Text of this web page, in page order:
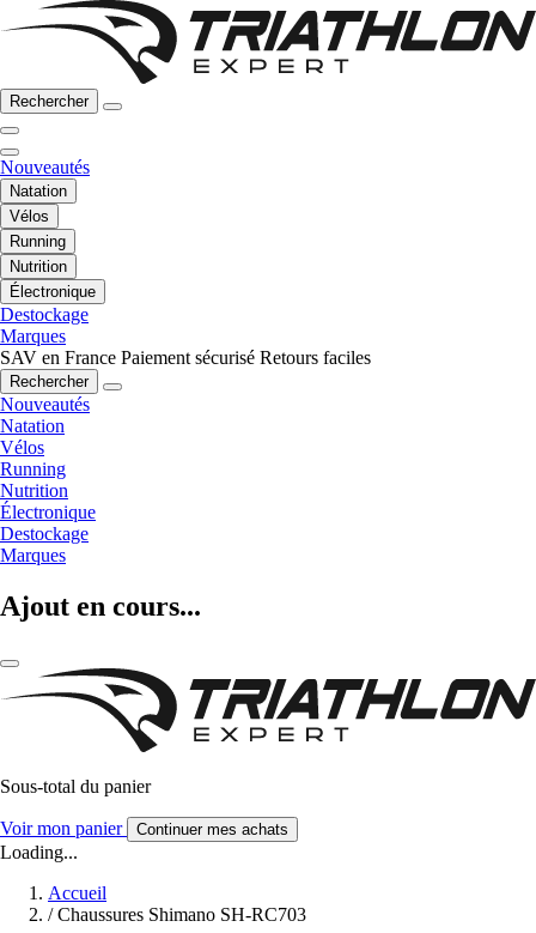
Rechercher
Nouveautés
Natation
Vélos
Running
Nutrition
Électronique
Destockage
Marques
SAV en France Paiement sécurisé Retours faciles
Rechercher
Nouveautés
Natation
Vélos
Running
Nutrition
Électronique
Destockage
Marques
Ajout en cours...
Sous-total du panier
Voir mon panier Continuer mes achats
Loading...
Accueil
/ Chaussures Shimano SH-RC703